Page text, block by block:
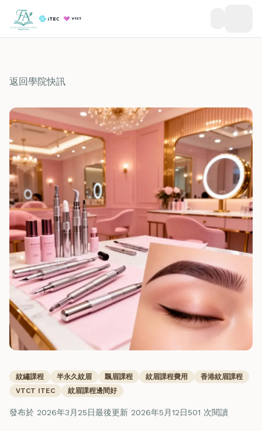
返回學院快訊
紋繡課程 半永久紋眉 飄眉課程 紋眉課程費用
香港紋眉課程
VTCT ITEC
紋眉課程邊間好
發布於 2026年3月25日最後更新 2026年5月12日501 次閱讀